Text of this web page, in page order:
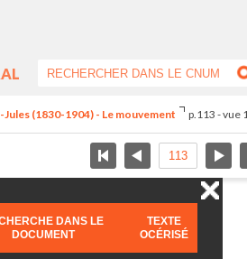
Jules (1830-1904) - Le mouvement p.113 - vue
DANS LE
DOCUMENT
TEXTE
OCÉRISÉ